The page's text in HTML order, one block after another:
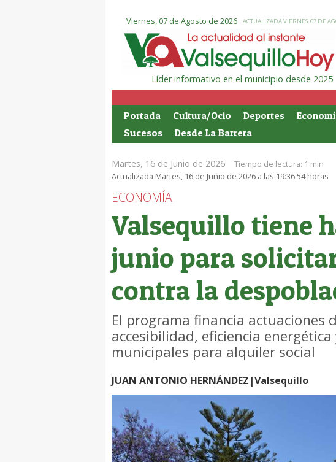
Viernes, 07 de Agosto de 2026 ACTUALIZADA VIERNES, 07 DE
Líder informativo en el municipio desde 2025
Portada Cultura/Ocio Deportes
Sucesos
Desde La Barrera
Martes, 16 de Junio de 2026 Tiempo de lectura: 1 min
Actualizada Martes, 16 de Junio de 2026 a las 19:36:54 horas
ECONOMÍA
Valsequillo tiene
junio para
contra la
El programa financia actuaciones
accesibilidad, eficiencia
municipales para alquiler social
JUAN ANTONIO HERNÁNDEZ|Valsequillo